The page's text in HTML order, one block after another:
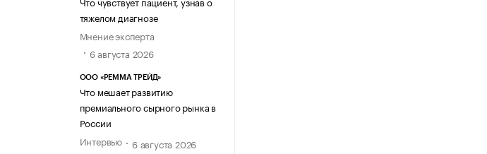
тяжелом диагнозе
Мнение эксперта
6 августа 2026
ООО «РЕММА ТРЕЙД»
Что мешает развитию
премиального сырного рынка в
России
Интервью
6 августа 2026